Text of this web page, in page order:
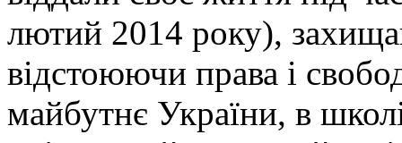
лютий 2014 року),
відстоюючи права і
майбутнє України, в